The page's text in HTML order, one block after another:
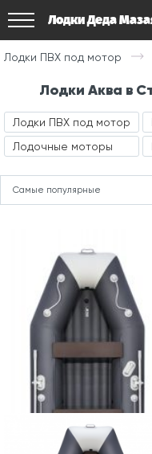
Лодки Деда
Лодки ПВХ под мотор
Лодки Аква в
Лодки ПВХ под мотор
Лодочные моторы
Самые популярные